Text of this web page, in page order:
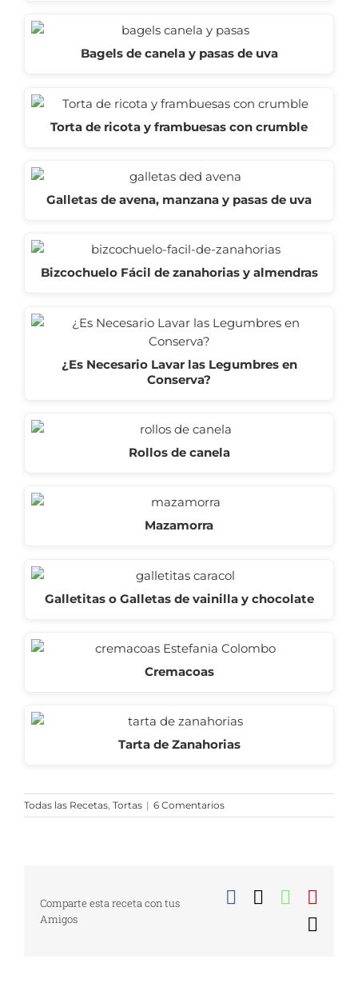
Bagels de canela y pasas de uva
Torta de ricota y frambuesas con crumble
Galletas de avena, manzana y pasas de uva
Bizcochuelo Fácil de zanahorias y almendras
¿Es Necesario Lavar las Legumbres en
Conserva?
Rollos de canela
Mazamorra
Galletitas o Galletas de vainilla y chocolate
Cremacoas
Tarta de Zanahorias
Todas las Recetas, Tortas | 6 Comentarios
Comparte esta receta con tus
Amigos
Facebook